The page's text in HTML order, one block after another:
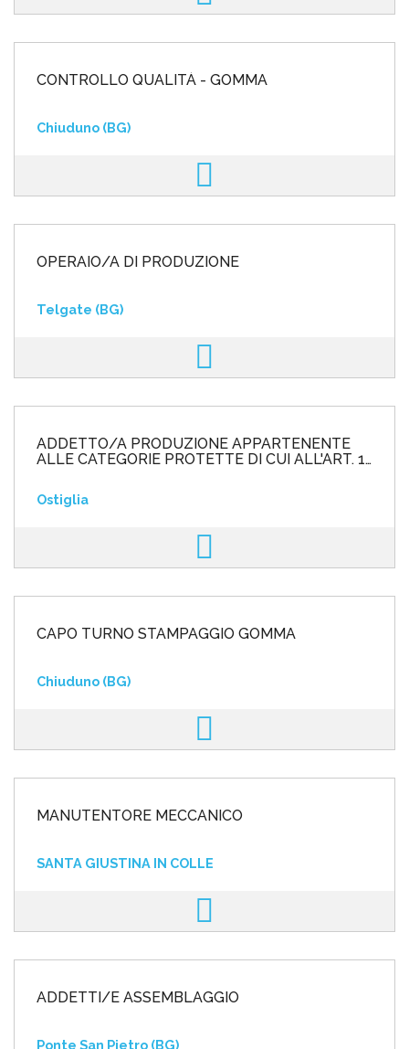
CONTROLLO QUALITÀ - GOMMA
Chiuduno (BG)
OPERAIO/A DI PRODUZIONE
Telgate (BG)
ADDETTO/A PRODUZIONE APPARTENENTE
ALLE CATEGORIE PROTETTE DI CUI ALL'ART. 1
Ostiglia
CAPO TURNO STAMPAGGIO GOMMA
Chiuduno (BG)
MANUTENTORE MECCANICO
SANTA GIUSTINA IN COLLE
ADDETTI/E ASSEMBLAGGIO
Ponte San Pietro (BG)